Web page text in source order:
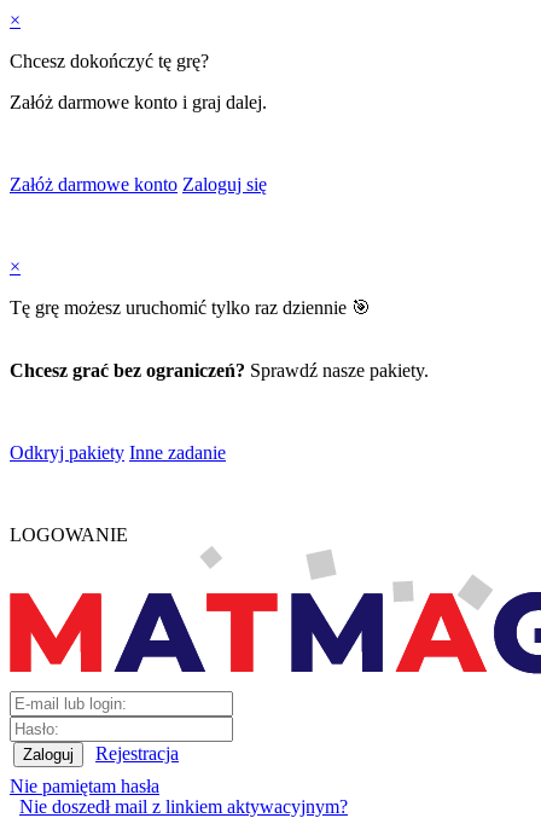
×
Chcesz dokończyć tę grę?
Załóż darmowe konto i graj dalej.
Załóż darmowe konto Zaloguj się
×
Tę grę możesz uruchomić tylko raz dziennie 🎯
Chcesz grać bez ograniczeń? Sprawdź nasze pakiety.
Odkryj pakiety Inne zadanie
LOGOWANIE
Rejestracja
Nie pamiętam hasła
Nie doszedł mail z linkiem aktywacyjnym?